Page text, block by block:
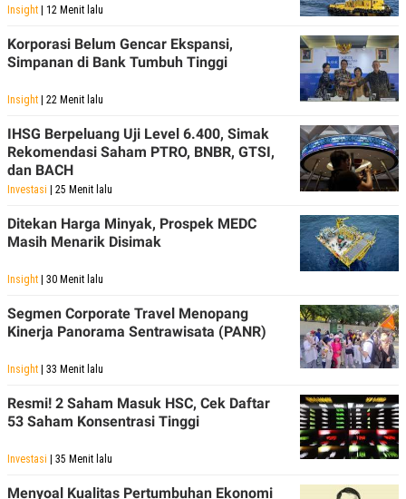
Insight | 12 Menit lalu
Korporasi Belum Gencar Ekspansi,
Simpanan di Bank Tumbuh Tinggi
Insight | 22 Menit lalu
IHSG Berpeluang Uji Level 6.400, Simak
Rekomendasi Saham PTRO, BNBR, GTSI,
dan BACH
Investasi | 25 Menit lalu
Ditekan Harga Minyak, Prospek MEDC
Masih Menarik Disimak
Insight | 30 Menit lalu
Segmen Corporate Travel Menopang
Kinerja Panorama Sentrawisata (PANR)
Insight | 33 Menit lalu
Resmi! 2 Saham Masuk HSC, Cek Daftar
53 Saham Konsentrasi Tinggi
Investasi | 35 Menit lalu
Menyoal Kualitas Pertumbuhan Ekonomi